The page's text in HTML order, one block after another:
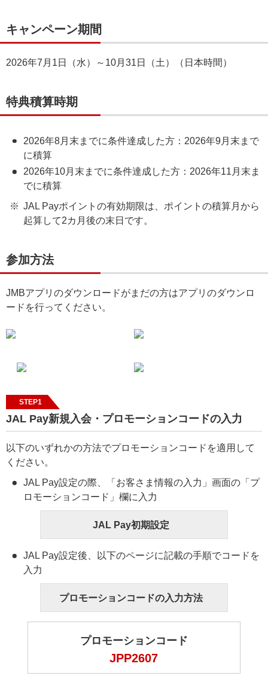
キャンペーン期間
2026年7月1日（水）～10月31日（土）（日本時間）
特典積算時期
2026年8月末までに条件達成した方：2026年9月末まで
に積算
2026年10月末までに条件達成した方：2026年11月末ま
でに積算
JAL Payポイントの有効期限は、ポイントの積算月から
起算して2カ月後の末日です。
参加方法
JMBアプリのダウンロードがまだの方はアプリのダウンロ
ードを行ってください。
STEP1
JAL Pay新規入会・プロモーションコードの入力
以下のいずれかの方法でプロモーションコードを適用して
ください。
JAL Pay設定の際、「お客さま情報の入力」画面の「プ
ロモーションコード」欄に入力
JAL Pay初期設定
JAL Pay設定後、以下のページに記載の手順でコードを
入力
プロモーションコードの入力方法
プロモーションコード
JPP2607